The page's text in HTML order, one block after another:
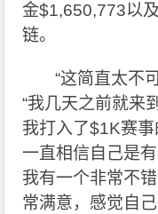
金$1,650,773以
链。
“这简直太不
“我几天之前就来
我打入了$1K赛
一直相信自己是
我有一个非常不
常满意，感觉自